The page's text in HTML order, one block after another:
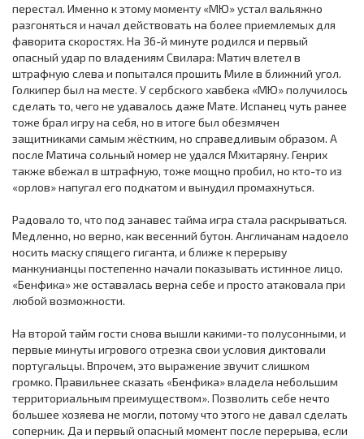
перестал. Именно к этому моменту «МЮ» устал вальяжно
разгоняться и начал действовать на более приемлемых для
фаворита скоростях. На 36-й минуте родился и первый
опасный удар по владениям Свилара: Матич влетел в
штрафную слева и попытался прошить Миле в ближний угол.
Голкипер был на месте. У сербского хавбека «МЮ» получилось
сделать то, чего не удавалось даже Мате. Испанец чуть ранее
тоже брал игру на себя, но в итоге был обезмячен
защитниками самым жёстким, но справедливым образом. А
после Матича сольный номер не удался Мхитаряну. Генрих
также вбежал в штрафную, тоже мощно пробил, но кто-то из
«орлов» напугал его подкатом и вынудил промахнуться.
Радовало то, что под занавес тайма игра стала раскрываться.
Медленно, но верно, как весенний бутон. Англичанам надоело
носить маску спящего гиганта, и ближе к перерыву
манкунианцы постепенно начали показывать истинное лицо.
«Бенфика» же оставалась верна себе и просто атаковала при
любой возможности.
На второй тайм гости снова вышли какими-то полусонными, и
первые минуты игрового отрезка свои условия диктовали
португальцы. Впрочем, это выражение звучит слишком
громко. Правильнее сказать «Бенфика» владела небольшим
территориальным преимуществом». Позволить себе нечто
большее хозяева не могли, потому что этого не давал сделать
соперник. Да и первый опасный момент после перерыва, если